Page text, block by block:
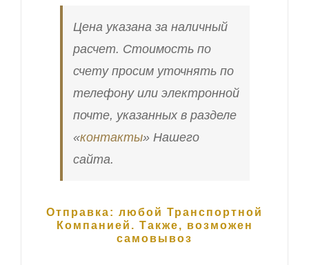
Цена указана за наличный
расчет. Стоимость по
счету просим уточнять по
телефону или электронной
почте, указанных в разделе
«контакты» Нашего
сайта.
Отправка: любой Транспортной
Компанией. Также, возможен
самовывоз